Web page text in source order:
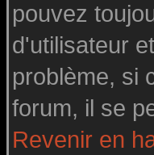
pouvez
d'utilisateur
problème, si
forum, il se
Revenir en